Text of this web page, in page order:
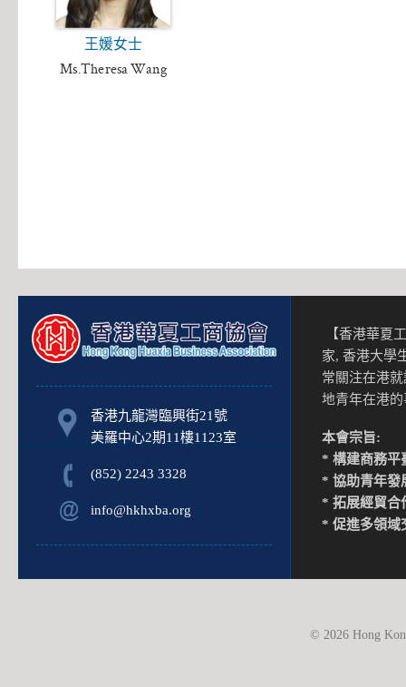
王媛女士
Ms.Theresa Wang
香港九龍灣臨興街21號
美羅中心2期11樓1123室
(852) 2243 3328
info@hkhxba.org
【香港華夏
家, 香港大學
常關注在港
地青年在港
本會宗旨:
* 構建商務平
* 協助青年發
* 拓展經貿合
* 促進多領域
© 2026 Hong